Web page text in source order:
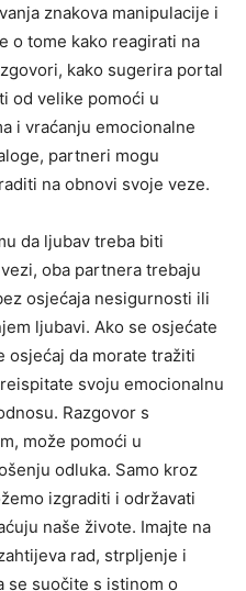
znakova manipulacije i
o tome kako reagirati na
kako sugerira portal
od velike pomoći u
i vraćanju emocionalne
partneri mogu
na obnovi svoje veze.
da ljubav treba biti
oba partnera trebaju
osjećaja nesigurnosti ili
ljubavi. Ako se osjećate
osjećaj da morate tražiti
svoju emocionalnu
Razgovor s
može pomoći u
odluka. Samo kroz
izgraditi i održavati
naše živote. Imajte na
rad, strpljenje i
se suočite s istinom o